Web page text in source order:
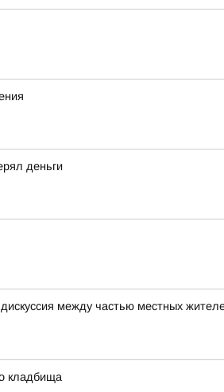
деньги
между частью местных
кладбища